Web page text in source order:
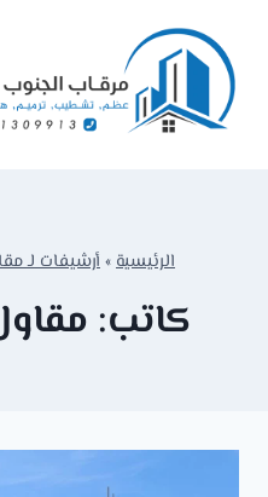
المحتوى
الرئيسية»أرشيفات لـ
كاتب: